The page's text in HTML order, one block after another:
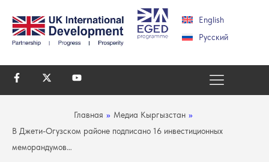
English
Русский
Главная » Медиа Кыргызстан »
В Джети-Огузском районе подписано 16 инвестиционных
меморандумов…